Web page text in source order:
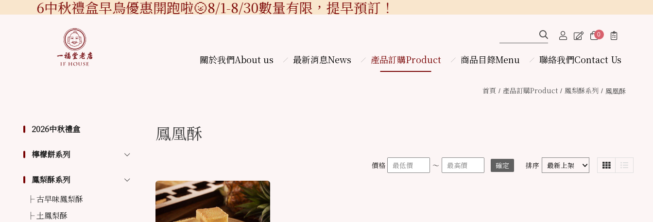
2026中秋禮盒早鳥優惠開跑啦🌝8/1-8/30數量有限，提早預訂！
0
關於我們About us 最新消息News 產品訂購Product 商品目錄Menu 聯絡我們Contact Us
首頁 產品訂購Product 鳳梨酥系列 鳳凰酥
2026中秋禮盒
檸檬餅系列
鳳梨酥系列
古早味鳳梨酥
土鳳梨酥
鳳凰酥
價格 ～ 確定 排序